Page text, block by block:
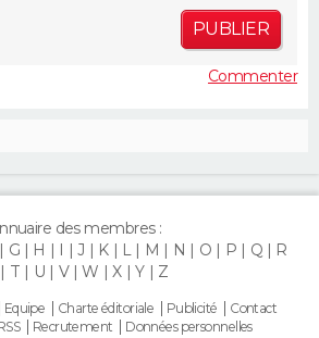
PUBLIER
Commenter
des membres :
G H I J K L M N O P Q
R
T U V W X Y Z
Equipe Charte éditoriale Publicité
Contact
Recrutement
Données personnelles